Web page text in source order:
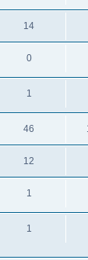
14
0
1
46
12
1
1